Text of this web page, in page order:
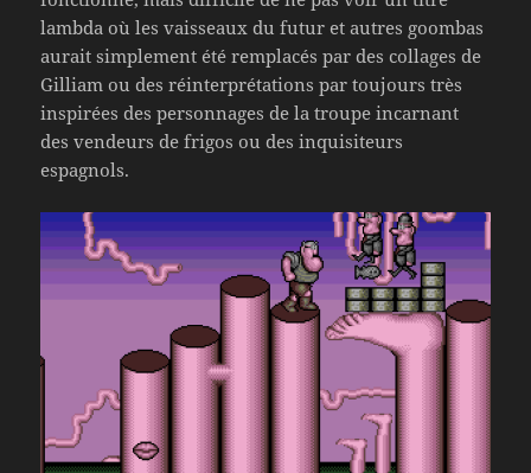
lambda où les vaisseaux du futur et autres goombas
aurait simplement été remplacés par des collages de
Gilliam ou des réinterprétations par toujours très
inspirées des personnages de la troupe incarnant
des vendeurs de frigos ou des inquisiteurs
espagnols.